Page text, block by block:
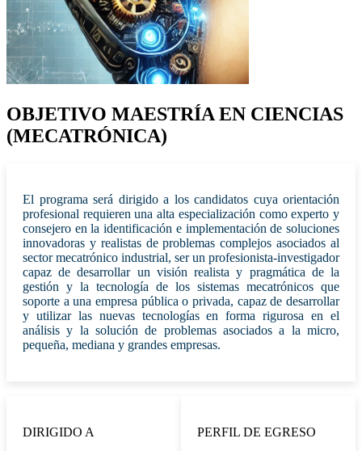
OBJETIVO MAESTRÍA EN CIENCIAS
(MECATRÓNICA)
El programa será dirigido a los candidatos cuya orientación
profesional requieren una alta especialización como experto y
consejero en la identificación e implementación de soluciones
innovadoras y realistas de problemas complejos asociados al
sector mecatrónico industrial, ser un profesionista-investigador
capaz de desarrollar un visión realista y pragmática de la
gestión y la tecnología de los sistemas mecatrónicos que
soporte a una empresa pública o privada, capaz de desarrollar
y utilizar las nuevas tecnologías en forma rigurosa en el
análisis y la solución de problemas asociados a la micro,
pequeña, mediana y grandes empresas.
DIRIGIDO A
PERFIL DE EGRESO